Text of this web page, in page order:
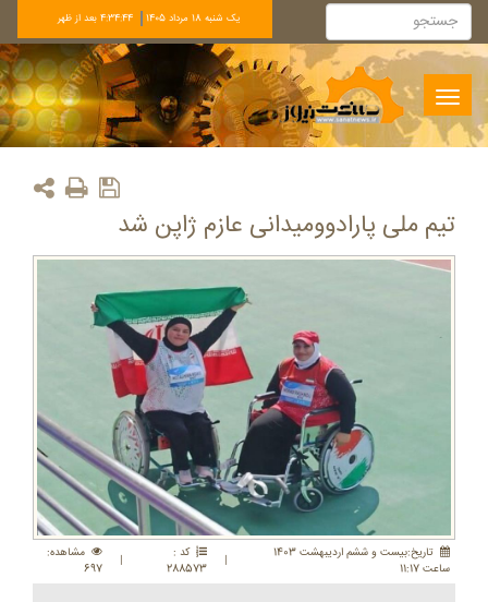
يک شنبه 18 مرداد 1405 4:34:44 بعد از ظهر
Toggle
navigation
تیم ملی پارادوومیدانی عازم ژاپن شد
تاريخ:بيست و ششم ارديبهشت 1403
ساعت 11:17
|
کد :
288573
|
مشاهده:
697